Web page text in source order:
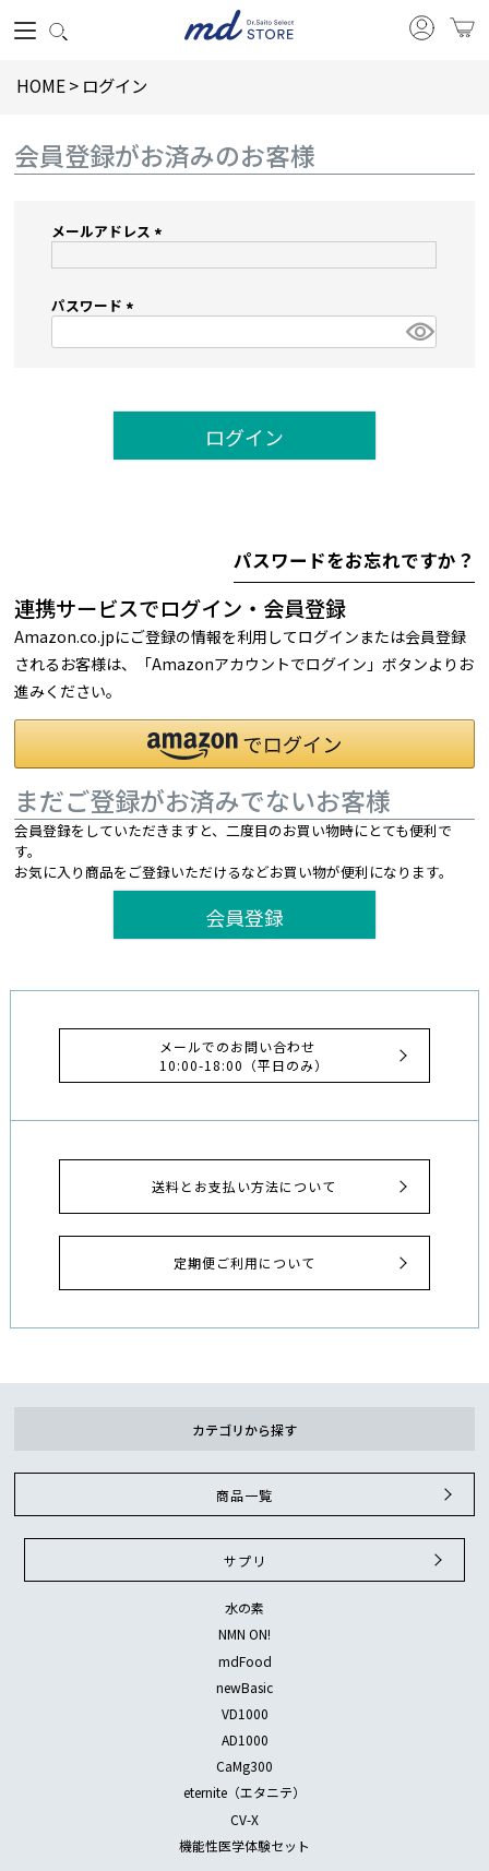
HOME ログイン
会員登録がお済みのお客様
メールアドレス
パスワード
須)
ログイン
パスワードをお忘れですか？
連携サービスでログイン・会員登録
Amazon.co.jpにご登録の情報を利用してログインまたは会員登録
されるお客様は、「Amazonアカウントでログイン」ボタンよりお
進みください。
まだご登録がお済みでないお客様
会員登録をしていただきますと、二度目のお買い物時にとても便利で
す。
お気に入り商品をご登録いただけるなどお買い物が便利になります。
会員登録
メールでのお問い合わせ
10:00-18:00（平日のみ）
送料とお支払い方法について
定期便ご利用について
カテゴリから探す
商品一覧
サプリ
水の素
NMN ON!
mdFood
newBasic
VD1000
AD1000
CaMg300
eternite（エタニテ）
CV-X
機能性医学体験セット